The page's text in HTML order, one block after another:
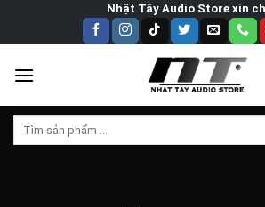
Nhật Tây Audio Store xin
Tìm